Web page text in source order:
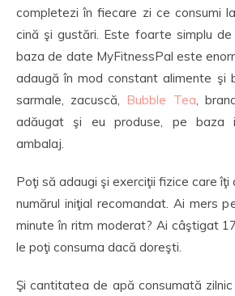
completezi în fiecare zi ce consumi
cină şi gustări. Este foarte simplu de
baza de date MyFitnessPal este
adaugă în mod constant alimente şi
sarmale, zacuscă, Bubble Tea,
adăugat şi eu produse, pe baza
ambalaj.
Poţi să adaugi şi exerciţii fizice care îţi
numărul iniţial recomandat. Ai mers
minute în ritm moderat? Ai câştigat
le poţi consuma dacă doreşti.
Şi cantitatea de apă consumată